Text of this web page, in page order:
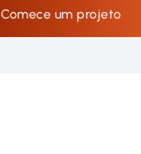
Comece um projeto